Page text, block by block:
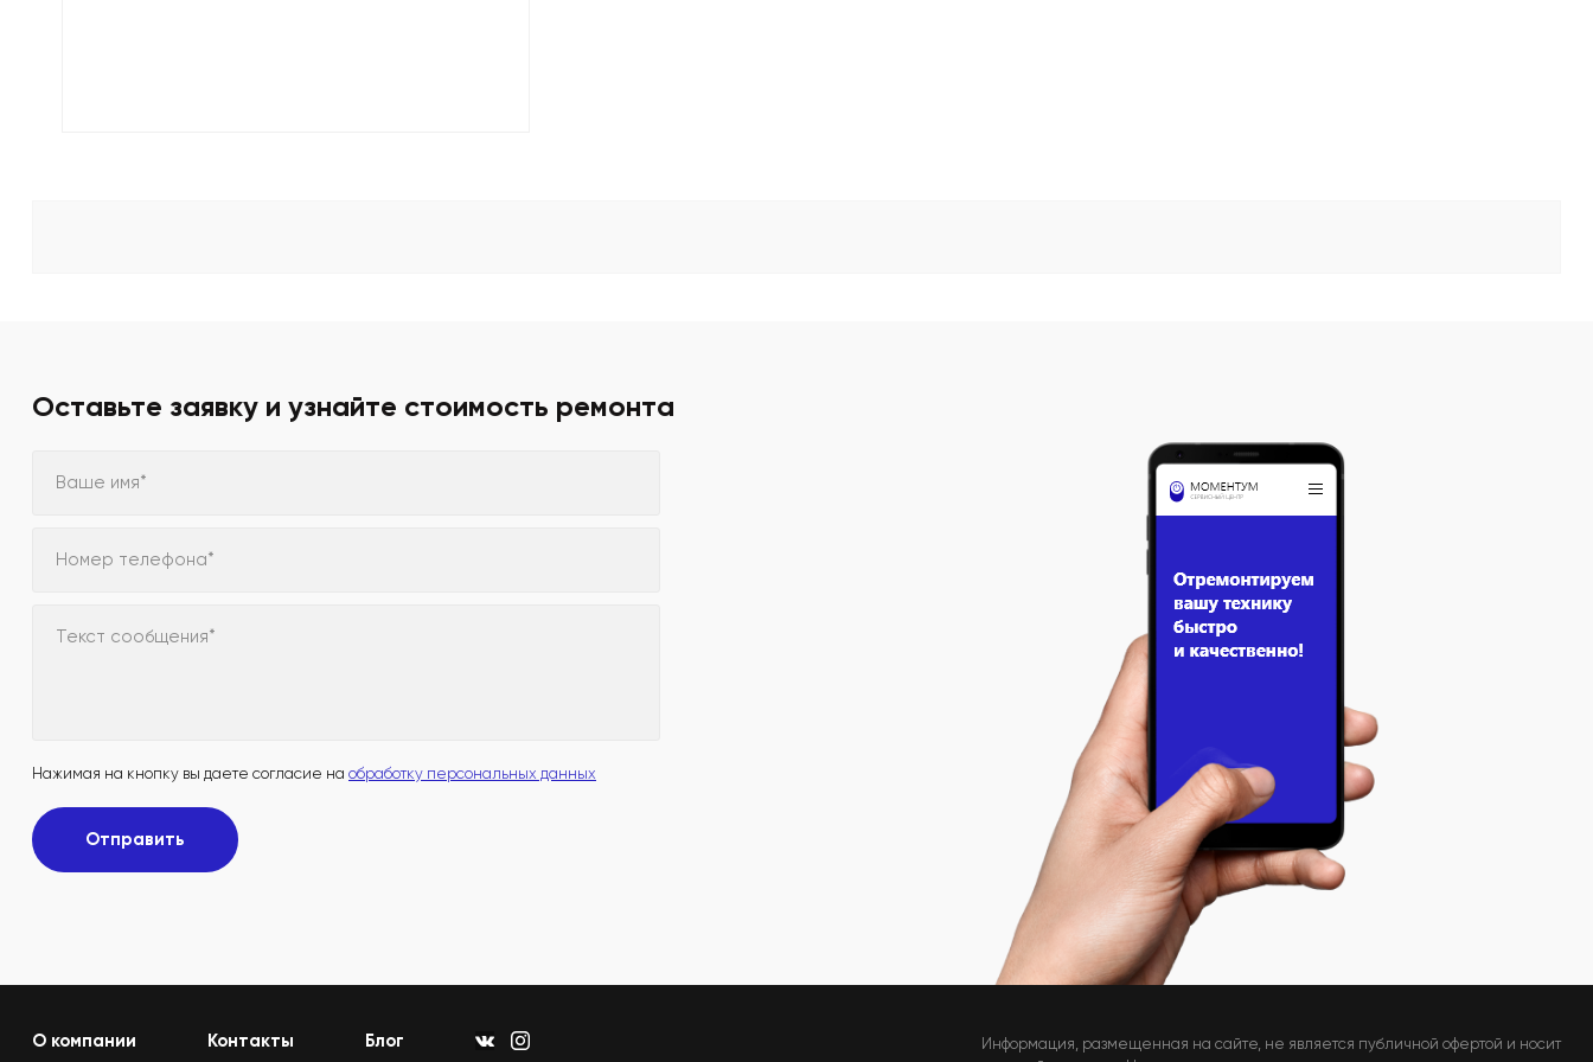
Оставьте заявку и узнайте стоимость ремонта
Ваше имя*
Номер телефона*
Текст сообщения*
Нажимая на кнопку вы даете согласие на обработку персональных данных
Отправить
О компании Контакты Блог
Информация, размещенная на сайте, не является публичной офертой и носит